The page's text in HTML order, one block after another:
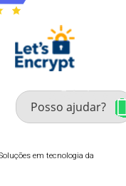
em tecnologia da
Fale com um especialista
enxoval